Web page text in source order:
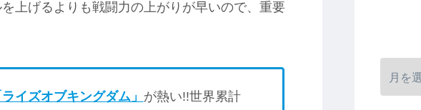
上げるよりも戦闘力の上がりが早いので、重要
イズオブキングダム」 が熱い!!世界累計